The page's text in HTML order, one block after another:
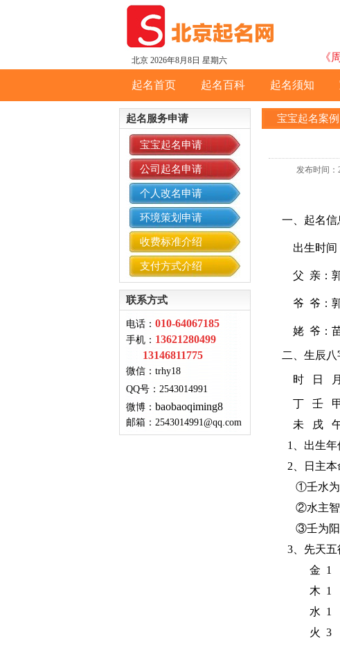
北京 2026年8月8日 星期六 《
起名首页 起名百科 起名须知
起名服务申请
宝宝起名申请
公司起名申请
个人改名申请
环境策划申请
收费标准介绍
支付方式介绍
联系方式
电话： 010-64067185
手机： 13621280499
13146811775
微信： trhy18
QQ号 ： 2543014991
微博： baobaoqiming8
邮箱： 2543014991@qq.com
宝宝起名案例
发布时间
一、起名信
出生时间：
父 亲：
爷 爷：郭
姥 爷：苗
二、生辰八
时 日
丁 壬
未 戌
1、出生年
2、日主本
①壬水为
②水主智慧
③壬为阳水
3、先天五
金 1
木 1
水 1
火